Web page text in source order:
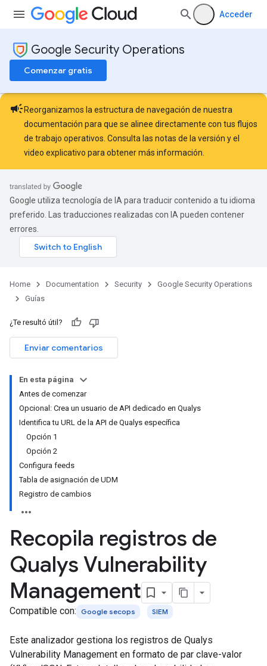
Acceder
Google Security Operations
Comenzar gratis
campaign Reorganizamos la estructura de navegación de nuestra
documentación para que se alinee directamente con tus flujos
de trabajo operativos. Consulta las notas de la versión y el
video explicativo para obtener más información.
Google utiliza tecnología de IA para traducir contenido a tu idioma
preferido. Las traducciones realizadas con IA pueden contener
errores.
Home Documentation Security
Google Security Operations
Guías
¿Te resultó útil?
Enviar comentarios
En esta página
Antes de comenzar
Opcional: Crea un usuario de API dedicado en Qualys
Identifica tu URL de la API de Qualys específica
Opción 1
Opción 2
Configura feeds
Tabla de asignación de UDM
Registro de cambios
Recopila registros de
Qualys Vulnerability
Management
Compatible con: Google secops SIEM
Este analizador gestiona los registros de Qualys
Vulnerability Management en formato de par clave-valor